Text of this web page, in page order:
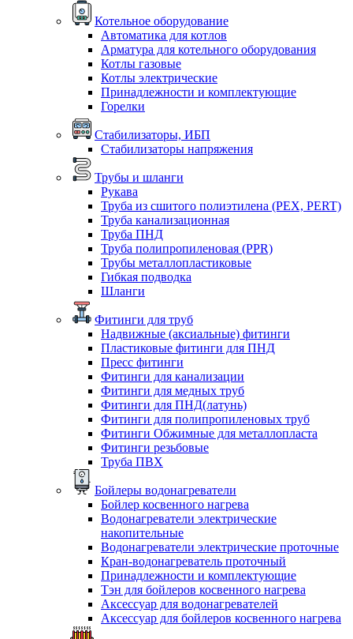
Котельное оборудование
Автоматика для котлов
Арматура для котельного оборудования
Котлы газовые
Котлы электрические
Принадлежности и комплектующие
Горелки
Стабилизаторы, ИБП
Стабилизаторы напряжения
Трубы и шланги
Рукава
Труба из сшитого полиэтилена (PEX, PERT)
Труба канализационная
Труба ПНД
Труба полипропиленовая (PPR)
Трубы металлопластиковые
Гибкая подводка
Шланги
Фитинги для труб
Надвижные (аксиальные) фитинги
Пластиковые фитинги для ПНД
Пресс фитинги
Фитинги для канализации
Фитинги для медных труб
Фитинги для ПНД(латунь)
Фитинги для полипропиленовых труб
Фитинги Обжимные для металлопласта
Фитинги резьбовые
Труба ПВХ
Бойлеры водонагреватели
Бойлер косвенного нагрева
Водонагреватели электрические
накопительные
Водонагреватели электрические проточные
Кран-водонагреватель проточный
Принадлежности и комплектующие
Тэн для бойлеров косвенного нагрева
Аксессуар для водонагревателей
Аксессуар для бойлеров косвенного нагрева